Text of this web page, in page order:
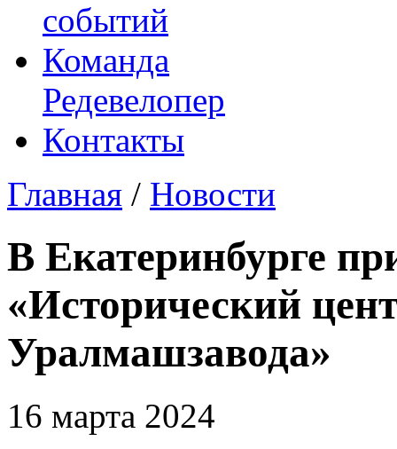
событий
Команда
Редевелопер
Контакты
Главная / Новости
В Екатеринбурге
«Исторический
Уралмашзавода»
16 марта 2024